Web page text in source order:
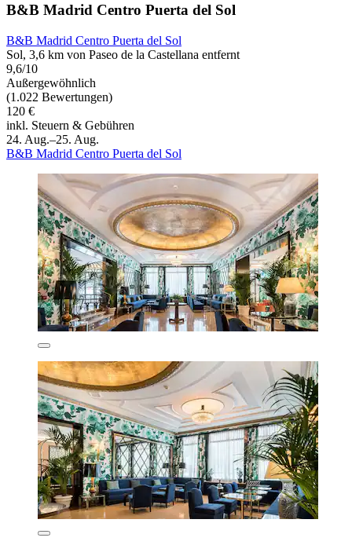
B&B Madrid Centro Puerta del Sol
B&B Madrid Centro Puerta del Sol
Sol, 3,6 km von Paseo de la Castellana entfernt
9,6/10
Außergewöhnlich
(1.022 Bewertungen)
120 €
inkl. Steuern & Gebühren
24. Aug.–25. Aug.
B&B Madrid Centro Puerta del Sol